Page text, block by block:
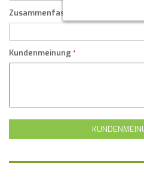
Zusammenfassung Ihrer
Kundenmeinung